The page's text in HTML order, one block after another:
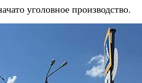
уголовное производство.